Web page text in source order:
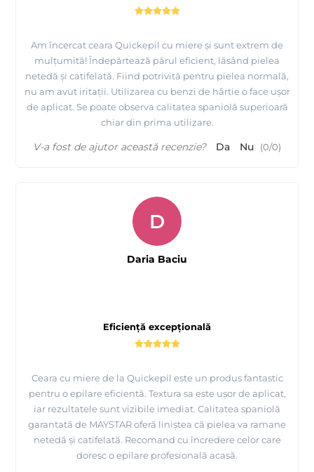
Am încercat ceara Quickepil cu miere și sunt extrem de
mulțumită! Îndepărtează părul eficient, lăsând pielea
netedă și catifelată. Fiind potrivită pentru pielea normală,
nu am avut iritații. Utilizarea cu benzi de hârtie o face ușor
de aplicat. Se poate observa calitatea spaniolă superioară
chiar din prima utilizare.
V-a fost de ajutor această recenzie? Da Nu (0/0)
Eficiență excepțională
Ceara cu miere de la Quickepil este un produs fantastic
pentru o epilare eficientă. Textura sa este ușor de aplicat,
iar rezultatele sunt vizibile imediat. Calitatea spaniolă
garantată de MAYSTAR oferă liniștea că pielea va ramane
netedă și catifelată. Recomand cu încredere celor care
doresc o epilare profesională acasă.
D
Daria Baciu